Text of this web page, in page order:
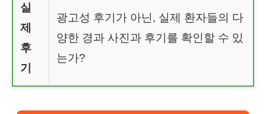
실
제
후
기
광고성 후기가 아닌, 실제 환자들의 다
양한 경과 사진과 후기를 확인할 수 있
는가?